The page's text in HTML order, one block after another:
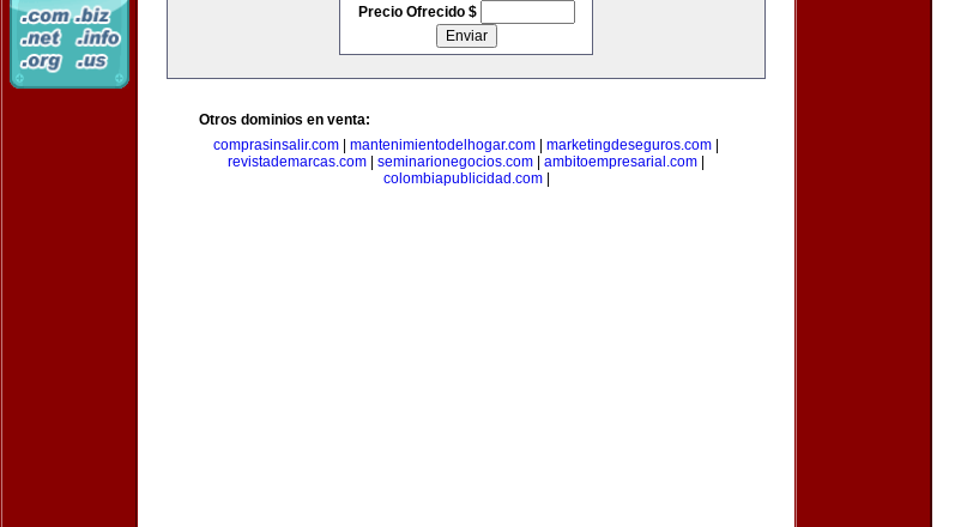
Precio Ofrecido $
Otros dominios en venta:
comprasinsalir.com
mantenimientodelhogar.com marketingdeseguros.com
revistademarcas.com
seminarionegocios.com ambitoempresarial.com
colombiapublicidad.com|